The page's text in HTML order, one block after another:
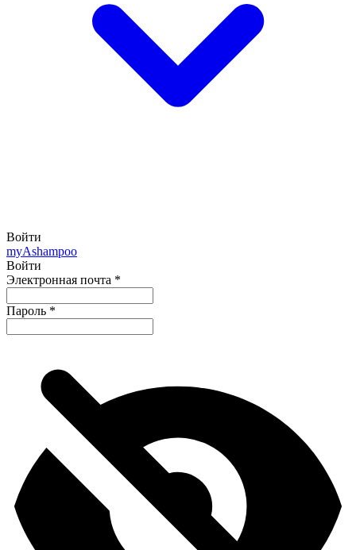
Войти
myAshampoo
Войти
Электронная почта *
Пароль *